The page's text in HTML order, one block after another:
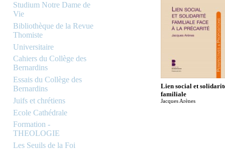
Studium Notre Dame de
Vie
Bibliothèque de la Revue
Thomiste
Universitaire
Cahiers du Collège des
Bernardins
Essais du Collège des
Bernardins
Juifs et chrétiens
Ecole Cathédrale
Formation -
THEOLOGIE
Les Seuils de la Foi
Lien social et
familiale
Jacques Arènes